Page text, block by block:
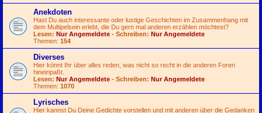
Anekdoten
Hast Du auch interessante oder lustige Geschichten im Zusammenhang mit
dem Multipelsein erlebt, die Du gern mal anderen erzählen möchtest?
Lesen: Nur Angemeldete - Schreiben: Nur Angemeldete
Themen: 154
Diverses
Hier könnt Ihr über alles reden, was nicht so recht in die anderen Foren
hineinpaßt.
Lesen: Nur Angemeldete - Schreiben: Nur Angemeldete
Themen: 1070
Lyrisches
Hier kannst Du Deine Gedichte vorstellen und mit anderen über die Gedanken